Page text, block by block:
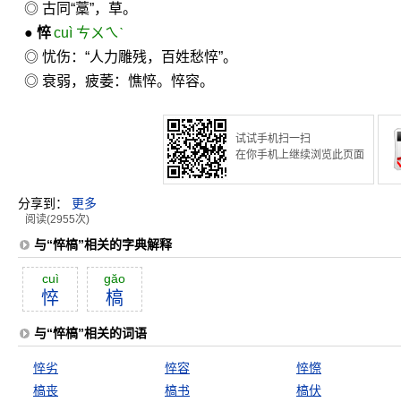
◎ 古同“藁”，草。
● 悴cuì ㄘㄨㄟˋ
◎ 忧伤：“人力雕残，百姓愁悴”。
◎ 衰弱，疲萎：憔悴。悴容。
试试手机扫一扫
在你手机上继续浏览此页面
分享到： 更多
阅读(2955次)
与“悴槁”相关的字典解释
cuì
悴
găo
槁
与“悴槁”相关的词语
悴劣 悴容
悴憏
槁丧
槁书 槁伏